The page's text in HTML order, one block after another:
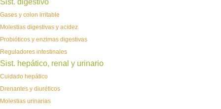
Sist. digestivo
Gases y colon irritable
Molestias digestivas y acidez
Probióticos y enzimas digestivas
Reguladores intestinales
Sist. hepático, renal y urinario
Cuidado hepático
Drenantes y diuréticos
Molestias urinarias